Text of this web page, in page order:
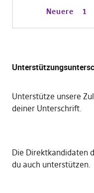
Neuere 1
Unterstütze unsere
deiner Unterschrift.
Die Direktkandidaten
du auch unterstützen.